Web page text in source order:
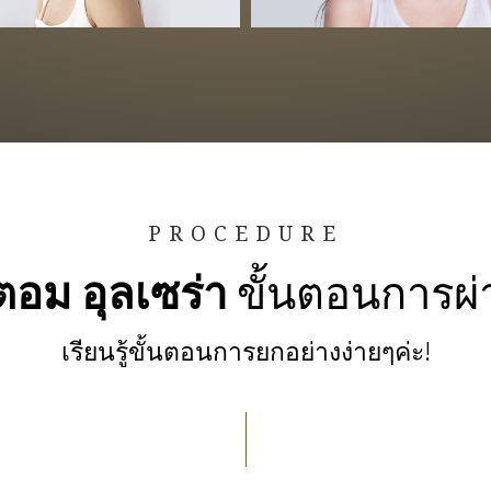
PROCEDURE
ม อุลเซร่า ขั้นตอนการ
เรียนรู้ขั้นตอนการยกอย่างง่ายๆค่ะ!